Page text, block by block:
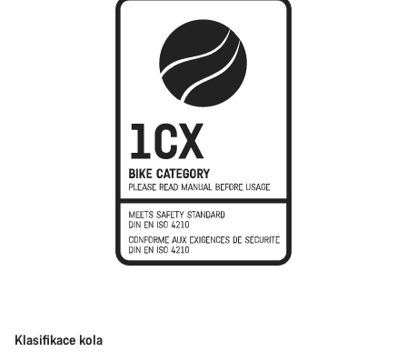
Klasifikace kola